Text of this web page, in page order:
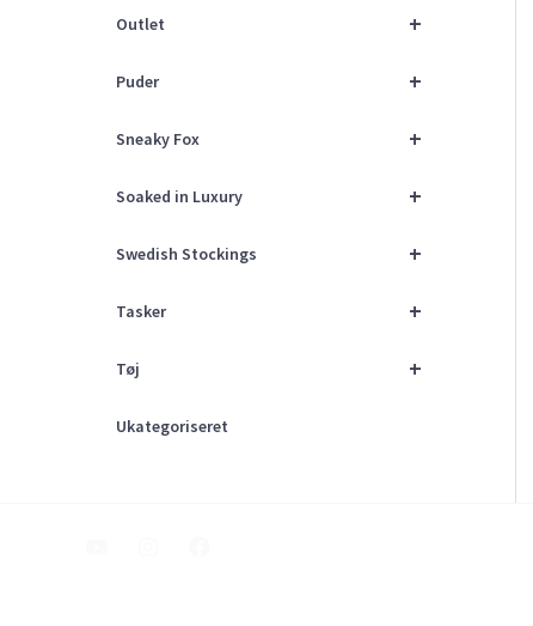
+
Outlet
+
Puder
+
Sneaky Fox
+
Soaked in Luxury
+
Swedish Stockings
+
Tasker
+
Tøj
Ukategoriseret